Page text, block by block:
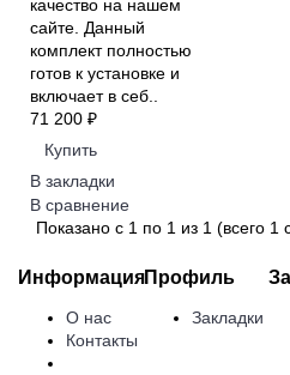
качество на нашем
сайте. Данный
комплект полностью
готов к установке и
включает в себ..
71 200 ₽
Купить
В закладки
В сравнение
Показано с 1 по 1 из 1 (всего 1
Информация
О нас
Контакты
Профиль
Закладки